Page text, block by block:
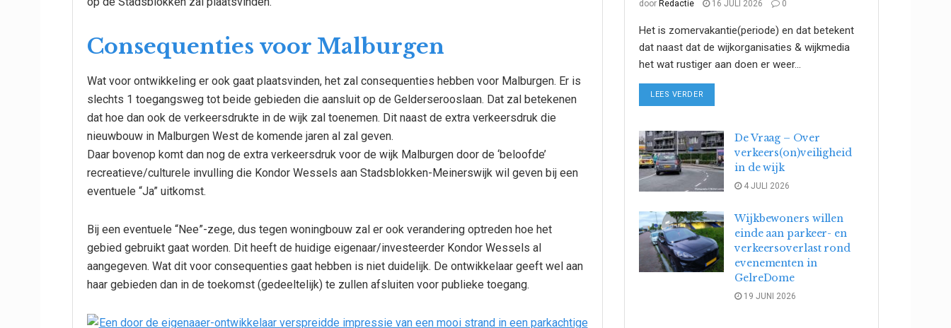
Consequenties voor Malburgen
Wat voor ontwikkeling er ook gaat plaatsvinden, het zal consequenties hebben voor Malburgen. Er is
slechts 1 toegangsweg tot beide gebieden die aansluit op de Gelderserooslaan. Dat zal betekenen
dat hoe dan ook de verkeersdrukte in de wijk zal toenemen. Dit naast de extra verkeersdruk die
nieuwbouw in Malburgen West de komende jaren al zal geven.
Daar bovenop komt dan nog de extra verkeersdruk voor de wijk Malburgen door de ‘beloofde’
recreatieve/culturele invulling die Kondor Wessels aan Stadsblokken-Meinerswijk wil geven bij een
eventuele “Ja” uitkomst.
Bij een eventuele “Nee”-zege, dus tegen woningbouw zal er ook verandering optreden hoe het
gebied gebruikt gaat worden. Dit heeft de huidige eigenaar/investeerder Kondor Wessels al
aangegeven. Wat dit voor consequenties gaat hebben is niet duidelijk. De ontwikkelaar geeft wel aan
haar gebieden dan in de toekomst (gedeeltelijk) te zullen afsluiten voor publieke toegang.
door Redactie 16 JULI 2026 0
Het is zomervakantie(periode) en dat betekent
dat naast dat de wijkorganisaties & wijkmedia
het wat rustiger aan doen er weer...
LEES VERDER
De Vraag – Over
verkeers(on)veiligheid
in de wijk
4 JULI 2026
Wijkbewoners willen
einde aan parkeer- en
verkeersoverlast rond
evenementen in
GelreDome
19 JUNI 2026